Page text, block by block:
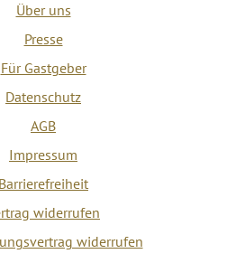
Über uns
Presse
Für Gastgeber
Datenschutz
AGB
Impressum
Barrierefreiheit
widerrufen
widerrufen